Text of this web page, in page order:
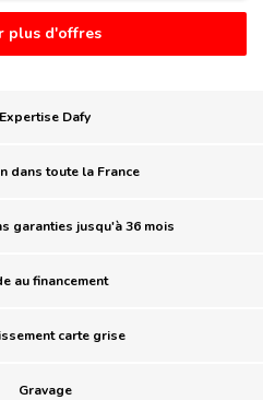
plus d'offres
Expertise Dafy
dans toute la France
garanties jusqu'à 36 mois
au financement
carte grise
Gravage